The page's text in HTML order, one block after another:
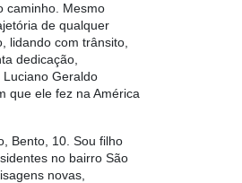
caminho. Mesmo
de qualquer
lidando com trânsito,
dedicação,
Geraldo
que ele fez na América
Bento, 10. Sou filho
no bairro São
novas,